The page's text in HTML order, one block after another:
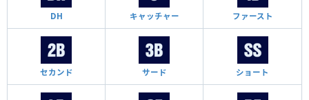
DH キャッチャー ファースト
セカンド サード ショート